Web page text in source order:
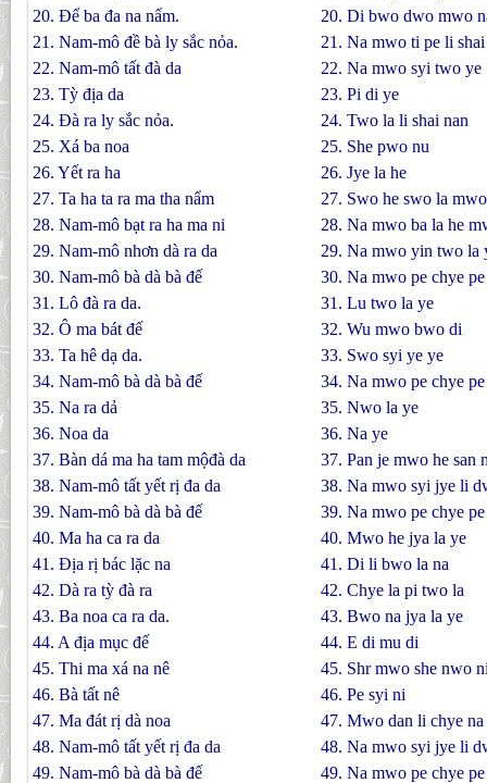
20. Ðể ba đa na nẩm.
20. Di bwo dwo mwo
21. Nam-mô đề bà ly sắc nỏa.
21. Na mwo ti pe li
22. Nam-mô tất đà da
22. Na mwo syi two ye
23. Tỳ địa da
23. Pi di ye
24. Ðà ra ly sắc nỏa.
24. Two la li shai nan
25. Xá ba noa
25. She pwo nu
26. Yết ra ha
26. Jye la he
27. Ta ha ta ra ma tha nẩm
27. Swo he swo la
28. Nam-mô bạt ra ha ma ni
28. Na mwo ba la he
29. Nam-mô nhơn dà ra da
29. Na mwo yin two la
30. Nam-mô bà dà bà đế
30. Na mwo pe chye
31. Lô đà ra da.
31. Lu two la ye
32. Ô ma bát đế
32. Wu mwo bwo di
33. Ta hê dạ da.
33. Swo syi ye ye
34. Nam-mô bà dà bà đế
34. Na mwo pe chye
35. Na ra dả
35. Nwo la ye
36. Noa da
36. Na ye
37. Bàn dá ma ha tam mộđà da
37. Pan je mwo he san
38. Nam-mô tất yết rị đa da
38. Na mwo syi jye li
39. Nam-mô bà dà bà đế
39. Na mwo pe chye
40. Ma ha ca ra da
40. Mwo he jya la ye
41. Ðịa rị bác lặc na
41. Di li bwo la na
42. Dà ra tỳ đà ra
42. Chye la pi two la
43. Ba noa ca ra da.
43. Bwo na jya la ye
44. A địa mục đế
44. E di mu di
45. Thi ma xá na nê
45. Shr mwo she nwo
46. Bà tất nê
46. Pe syi ni
47. Ma đát rị dà noa
47. Mwo dan li chye na
48. Nam-mô tất yết rị đa da
48. Na mwo syi jye li
49. Nam-mô bà dà bà đế
49. Na mwo pe chye